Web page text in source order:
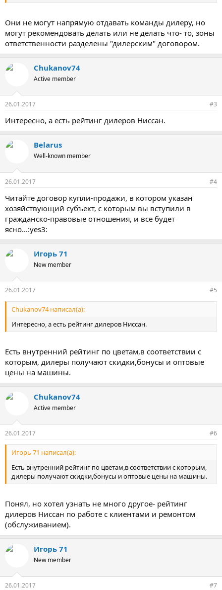
Они не могут напрямую отдавать команды дилеру, но
могут рекомендовать делать или не делать что- то, зоны
ответственности разделены "дилерским" договором.
Chukanov74
Active member
26.01.2017 #3
Интересно, а есть рейтинг дилеров Ниссан.
Belarus
Well-known member
26.01.2017 #4
Читайте договор купли-продажи, в котором указан
хозяйствующий субъект, с которым вы вступили в
гражданско-правовые отношения, и все будет
ясно...:yes3:
Игорь 71
New member
26.01.2017 #5
Chukanov74 написал(а):
Интересно, а есть рейтинг дилеров Ниссан.
Есть внутренний рейтинг по цветам,в соответствии с
которым, дилеры получают скидки,бонусы и оптовые
цены на машины.
Chukanov74
Active member
26.01.2017 #6
Игорь 71 написал(а):
Есть внутренний рейтинг по цветам,в соответствии с которым,
дилеры получают скидки,бонусы и оптовые цены на машины.
Понял, но хотел узнать не много другое- рейтинг
дилеров Ниссан по работе с клиентами и ремонтом
(обслуживанием).
Игорь 71
New member
26.01.2017 #7